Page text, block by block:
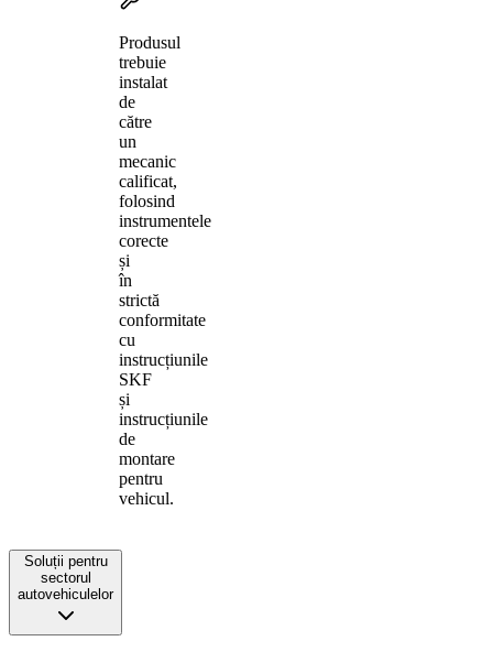
Produsul
trebuie
instalat
de
către
un
mecanic
calificat,
folosind
instrumentele
corecte
și
în
strictă
conformitate
cu
instrucțiunile
SKF
și
instrucțiunile
de
montare
pentru
vehicul.
Soluții pentru
sectorul
autovehiculelor